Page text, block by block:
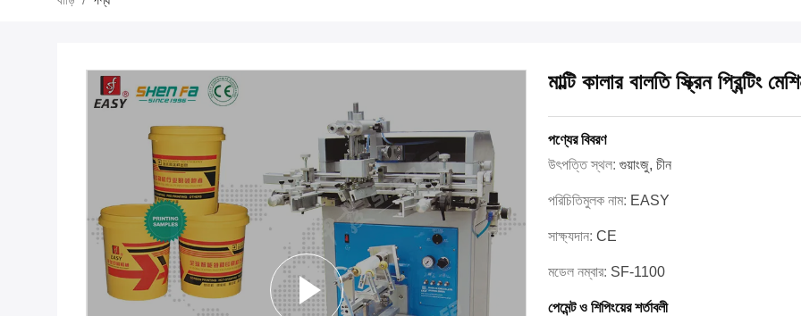
মাল্টি কালার বালতি স্ক্রিন প্রিন্টিং
পণ্যের বিবরণ
উৎপত্তি স্থল: গুয়াংজু, চীন
পরিচিতিমুলক নাম: EASY
সাক্ষ্যদান: CE
মডেল নম্বার: SF-1100
পেমেন্ট ও শিপিংয়ের শর্তাবলী